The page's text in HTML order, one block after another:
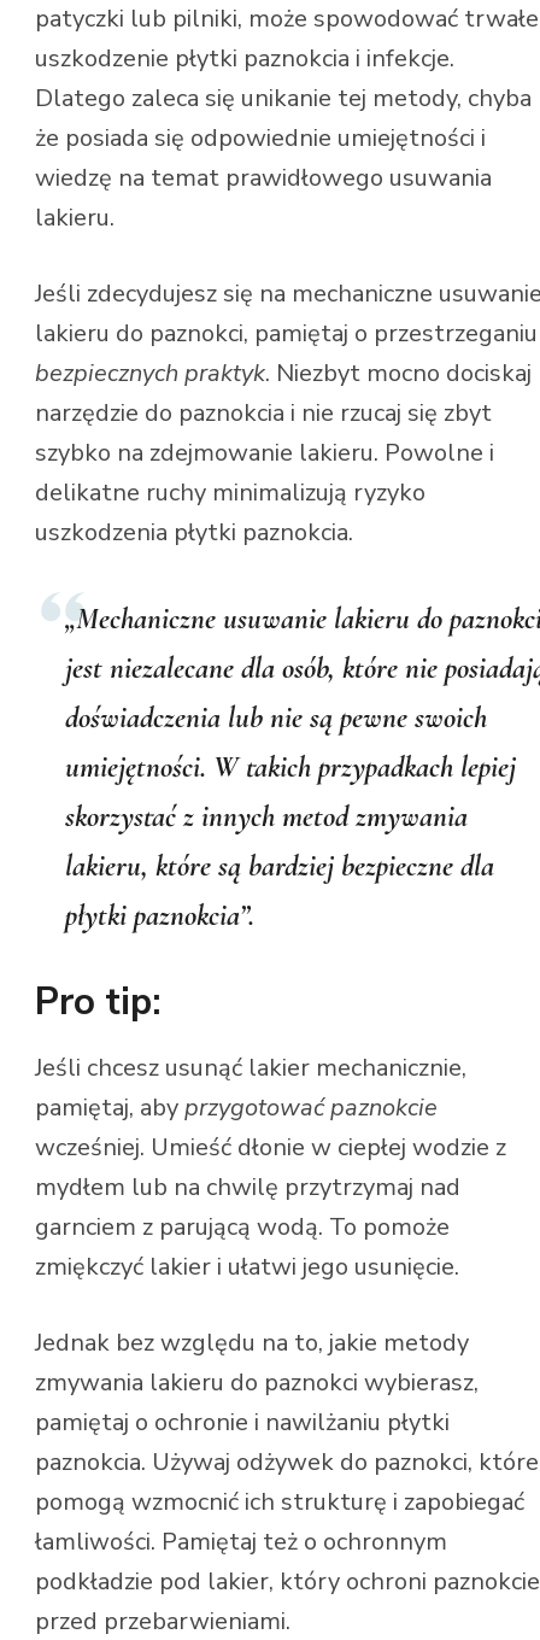
patyczki lub pilniki, może spowodować trwałe
uszkodzenie płytki paznokcia i infekcje.
Dlatego zaleca się unikanie tej metody, chyba
że posiada się odpowiednie umiejętności i
wiedzę na temat prawidłowego usuwania
lakieru.
Jeśli zdecydujesz się na mechaniczne
lakieru do paznokci, pamiętaj o przestrzeganiu
bezpiecznych praktyk. Niezbyt mocno dociskaj
narzędzie do paznokcia i nie rzucaj się zbyt
szybko na zdejmowanie lakieru. Powolne i
delikatne ruchy minimalizują ryzyko
uszkodzenia płytki paznokcia.
„Mechaniczne usuwanie lakieru do
jest niezalecane dla osób, które nie
doświadczenia lub nie są pewne swoich
umiejętności. W takich przypadkach lepiej
skorzystać z innych metod zmywania
lakieru, które są bardziej bezpieczne dla
płytki paznokcia”.
Pro tip:
Jeśli chcesz usunąć lakier mechanicznie,
pamiętaj, abyprzygotować paznokcie
wcześniej. Umieść dłonie w ciepłej wodzie z
mydłem lub na chwilę przytrzymaj nad
garnciem z parującą wodą. To pomoże
zmiękczyć lakier i ułatwi jego usunięcie.
Jednak bez względu na to, jakie metody
zmywania lakieru do paznokci wybierasz,
pamiętaj o ochronie i nawilżaniu płytki
paznokcia. Używaj odżywek do paznokci, które
pomogą wzmocnić ich strukturę i zapobiegać
łamliwości. Pamiętaj też o ochronnym
podkładzie pod lakier, który ochroni paznokcie
przed przebarwieniami.